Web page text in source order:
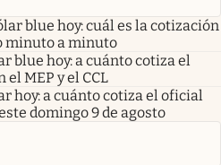
blue hoy: cuál es la cotización
minuto a minuto
blue hoy: a cuánto cotiza el
el MEP y el CCL
hoy: a cuánto cotiza el oficial
domingo 9 de agosto